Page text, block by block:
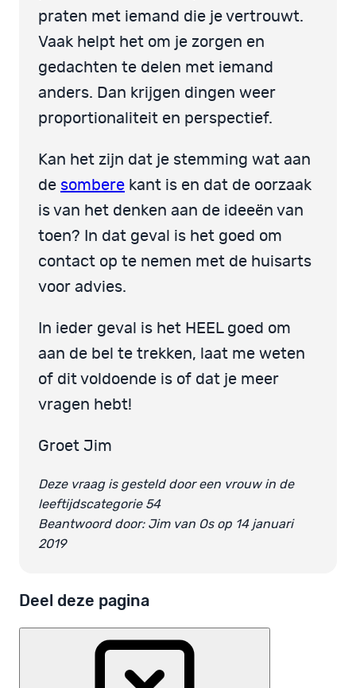
praten met iemand die je vertrouwt.
Vaak helpt het om je zorgen en
gedachten te delen met iemand
anders. Dan krijgen dingen weer
proportionaliteit en perspectief.
Kan het zijn dat je stemming wat aan
de sombere kant is en dat de oorzaak
is van het denken aan de ideeën van
toen? In dat geval is het goed om
contact op te nemen met de huisarts
voor advies.
In ieder geval is het HEEL goed om
aan de bel te trekken, laat me weten
of dit voldoende is of dat je meer
vragen hebt!
Groet Jim
Deze vraag is gesteld door een vrouw in de
leeftijdscategorie 54
Beantwoord door: Jim van Os op 14 januari
2019
Deel deze pagina